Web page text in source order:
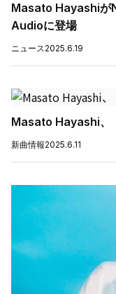
Masato Hayashiが
Audioに登場
ニュース2025.6.19
Masato Hayashi、
新曲情報2025.6.11